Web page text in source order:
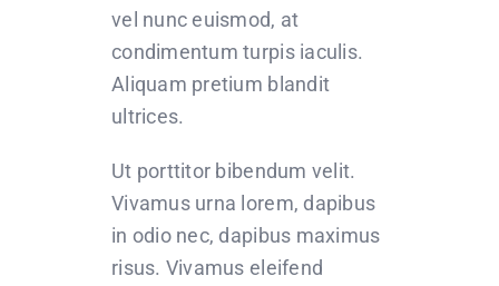
vel nunc euismod, at
condimentum turpis iaculis.
Aliquam pretium blandit
ultrices.
Ut porttitor bibendum velit.
Vivamus urna lorem, dapibus
in odio nec, dapibus maximus
risus. Vivamus eleifend